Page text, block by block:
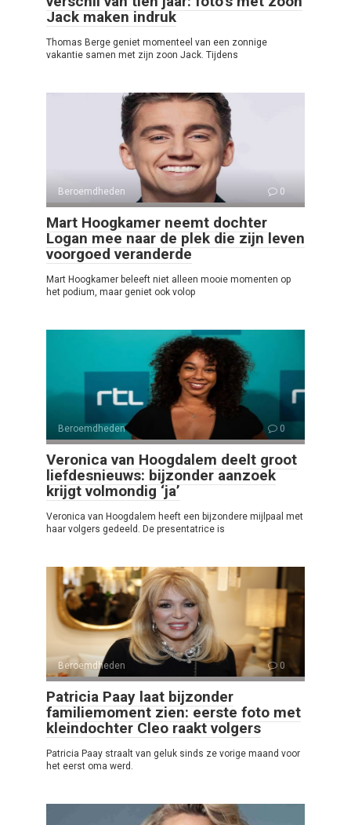
Jack maken indruk
Thomas Berge geniet momenteel van een zonnige
vakantie samen met zijn zoon Jack. Tijdens
Beroemdheden 0
Mart Hoogkamer neemt dochter
Logan mee naar de plek die zijn leven
voorgoed veranderde
Mart Hoogkamer beleeft niet alleen mooie momenten op
het podium, maar geniet ook volop
Beroemdheden 0
Veronica van Hoogdalem deelt groot
liefdesnieuws: bijzonder aanzoek
krijgt volmondig ‘ja’
Veronica van Hoogdalem heeft een bijzondere mijlpaal met
haar volgers gedeeld. De presentatrice is
Beroemdheden 0
Patricia Paay laat bijzonder
familiemoment zien: eerste foto met
kleindochter Cleo raakt volgers
Patricia Paay straalt van geluk sinds ze vorige maand voor
het eerst oma werd.